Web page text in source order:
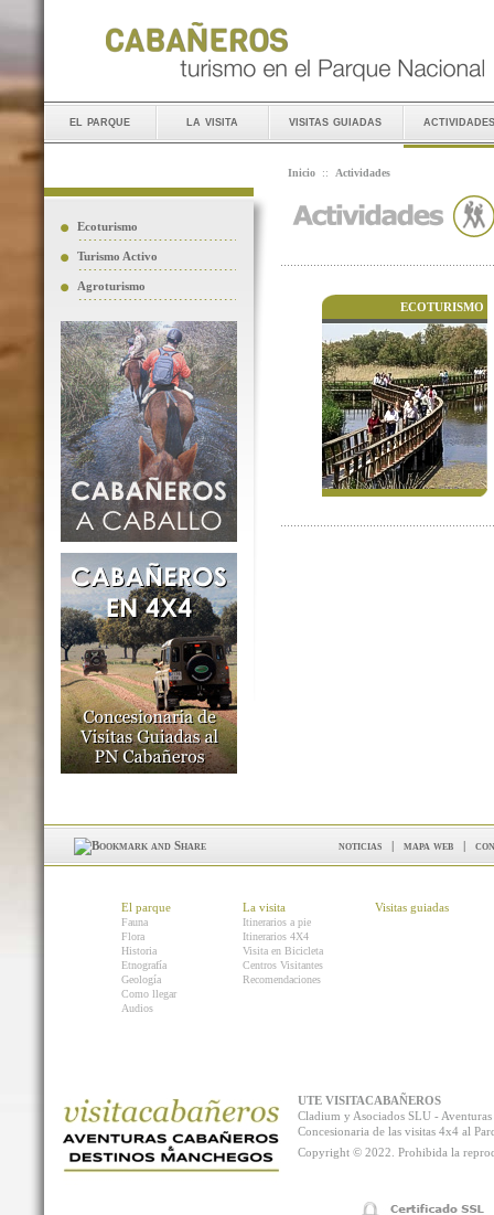
el parque la visita visitas guiadas actividades
Ecoturismo
Turismo Activo
Agroturismo
Inicio :: Actividades
ECOTURISMO
noticias | mapa web |
El parque
Fauna
Flora
Historia
Etnografía
Geología
Como llegar
Audios
La visita
Itinerarios a pie
Itinerarios 4X4
Visita en Bicicleta
Centros Visitantes
Recomendaciones
Visitas guiadas
UTE VISITACABAÑEROS
Cladium y Asociados SLU -
Concesionaria de las visitas 4x4 al
Copyright © 2022. Prohibida la